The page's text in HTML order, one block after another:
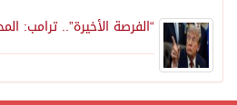
“الفرصة الأخيرة”.. ترامب: